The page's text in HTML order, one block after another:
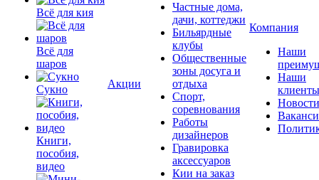
Всё для кия
Всё для
шаров
Сукно
Книги,
пособия,
видео
Акции
Частные дома,
дачи, коттеджи
Бильярдные
клубы
Общественные
зоны досуга и
отдыха
Спорт,
соревнования
Работы
дизайнеров
Гравировка
аксессуаров
Кии на заказ
Компания
Наши
Наши
клиенты
Новости